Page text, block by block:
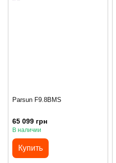
Parsun F9.8BMS
65 099 грн
В наличии
Купить